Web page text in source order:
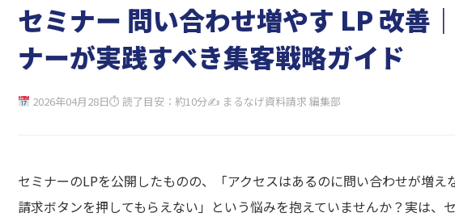
セミナー 問い合わせ増やす LP 改善
ナーが実践すべき集客戦略ガイド
2026年04月28日⏱ 読了目安：約10分✍ まるなげ資料請求 編集部
セミナーのLPを公開したものの、「アクセスはあるのに問い合わせが増え
請求ボタンを押してもらえない」という悩みを抱えていませんか？実は、